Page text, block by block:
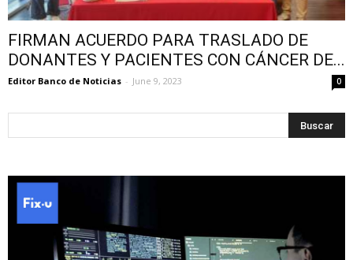
FIRMAN ACUERDO PARA TRASLADO DE
DONANTES Y PACIENTES CON CÁNCER DE...
Editor Banco de Noticias - June 9, 2023 0